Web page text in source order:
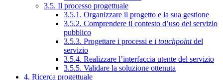
3.5. Il processo progettuale
3.5.1. Organizzare il progetto e la sua gestione
3.5.2. Comprendere il contesto d’uso del servizio
pubblico
3.5.3. Progettare i processi e i touchpointdel
servizio
3.5.4. Realizzare l’interfaccia utente del servizio
3.5.5. Validare la soluzione ottenuta
4. Ricerca progettuale